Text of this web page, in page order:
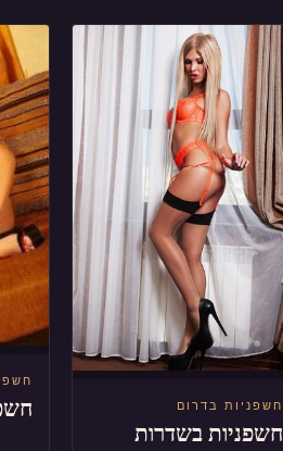
חשפניות בדרום
חשפניות בשדרות